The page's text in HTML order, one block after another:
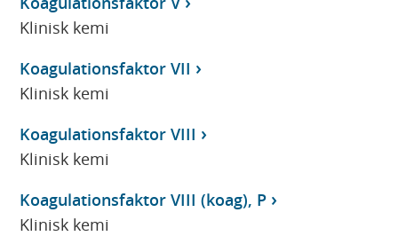
Klinisk kemi
Koagulationsfaktor VII
Klinisk kemi
Koagulationsfaktor VIII
Klinisk kemi
Koagulationsfaktor VIII (koag), P
Klinisk kemi